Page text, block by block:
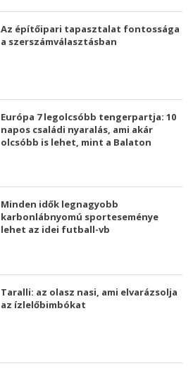
Az építőipari tapasztalat fontossága
a szerszámválasztásban
Európa 7 legolcsóbb tengerpartja: 10
napos családi nyaralás, ami akár
olcsóbb is lehet, mint a Balaton
Minden idők legnagyobb
karbonlábnyomú sporteseménye
lehet az idei futball-vb
Taralli: az olasz nasi, ami elvarázsolja
az ízlelőbimbókat